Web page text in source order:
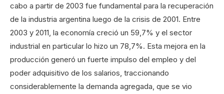
cabo a partir de 2003 fue fundamental para la recuperación
de la industria argentina luego de la crisis de 2001. Entre
2003 y 2011, la economía creció un 59,7% y el sector
industrial en particular lo hizo un 78,7%. Esta mejora en la
producción generó un fuerte impulso del empleo y del
poder adquisitivo de los salarios, traccionando
considerablemente la demanda agregada, que se vio